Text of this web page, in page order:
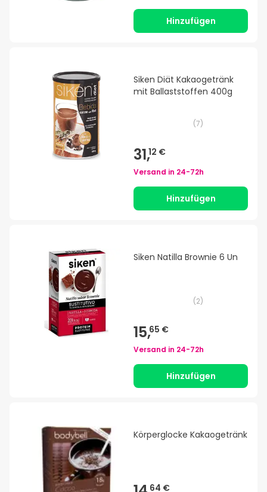
Hinzufügen
Siken Diät Kakaogetränk
mit Ballaststoffen 400g
(7)
31,12 €
Versand in 24-72h
Hinzufügen
Siken Natilla Brownie 6 Un
(2)
15,65 €
Versand in 24-72h
Hinzufügen
Körperglocke Kakaogetränk
64 €